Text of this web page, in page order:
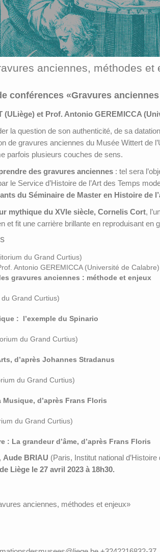
anciennes, méthodes et
conférences «Gravures
et Prof. Antonio GEREMICCA
la question de son authenticité, de sa
de gravures anciennes du Musée Wittert de
parfois plusieurs couches de sens.
des gravures anciennes : tel sera
le Service d’Histoire de l’Art des Temps
du Séminaire de Master en Histoire de
mythique du XVIe siècle, Cornelis Cort,
et fit une carrière brillante en reproduisant
du Grand Curtius)
Antonio GEREMICCA (Université de Calabre)
gravures anciennes : méthode et enjeux
Grand Curtius)
: l’exemple du Spinario
du Grand Curtius)
d’après Johannes Stradanus
du Grand Curtius)
d’après Frans Floris
du Grand Curtius)
: La grandeur d’âme, d’après Frans Floris
Aude BRIAU (Paris, Institut national
Liège le 27 avril 2023 à 18h30.
anciennes, méthodes et enjeux»